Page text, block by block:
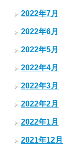
2022年7月
2022年6月
2022年5月
2022年4月
2022年3月
2022年2月
2022年1月
2021年12月